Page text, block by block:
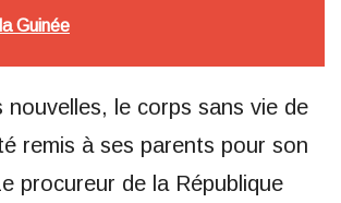
Guinée
nouvelles, le corps sans vie de
remis à ses parents pour son
procureur de la République